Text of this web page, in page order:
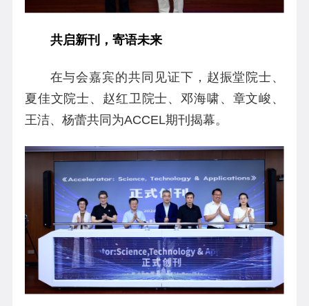
共启新刊，寄语未来
在与会嘉宾的共同见证下，赵振堂院士、
夏佳文院士、赵红卫院士、邓海啸、章文峻、
王洁、杨蕾共同为ACCEL期刊揭幕。